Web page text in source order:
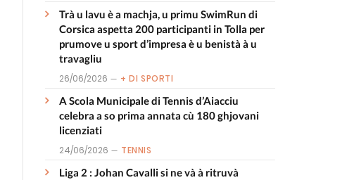
Trà u lavu è a machja, u primu SwimRun di
Corsica aspetta 200 participanti in Tolla per
prumove u sport d’impresa è u benistà à u
travagliu
26/06/2026 + DI SPORTI
A Scola Municipale di Tennis d’Aiacciu
celebra a so prima annata cù 180 ghjovani
licenziati
24/06/2026 TENNIS
Liga 2 : Johan Cavalli si ne và à ritruvà